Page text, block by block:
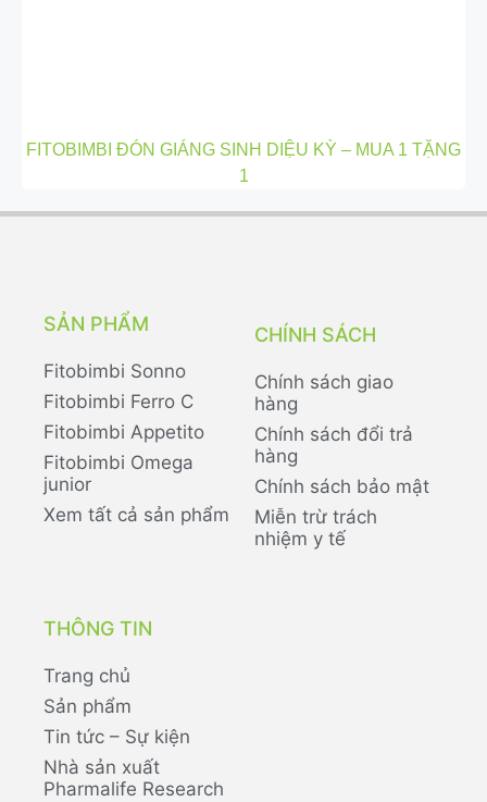
FITOBIMBI ĐÓN GIÁNG SINH DIỆU KỲ – MUA 1 TẶNG
1
SẢN PHẨM
Fitobimbi Sonno
Fitobimbi Ferro C
Fitobimbi Appetito
Fitobimbi Omega
junior
Xem tất cả sản phẩm
CHÍNH SÁCH
Chính sách giao
hàng
Chính sách đổi trả
hàng
Chính sách bảo mật
Miễn trừ trách
nhiệm y tế
THÔNG TIN
Trang chủ
Sản phẩm
Tin tức – Sự kiện
Nhà sản xuất
Pharmalife Research